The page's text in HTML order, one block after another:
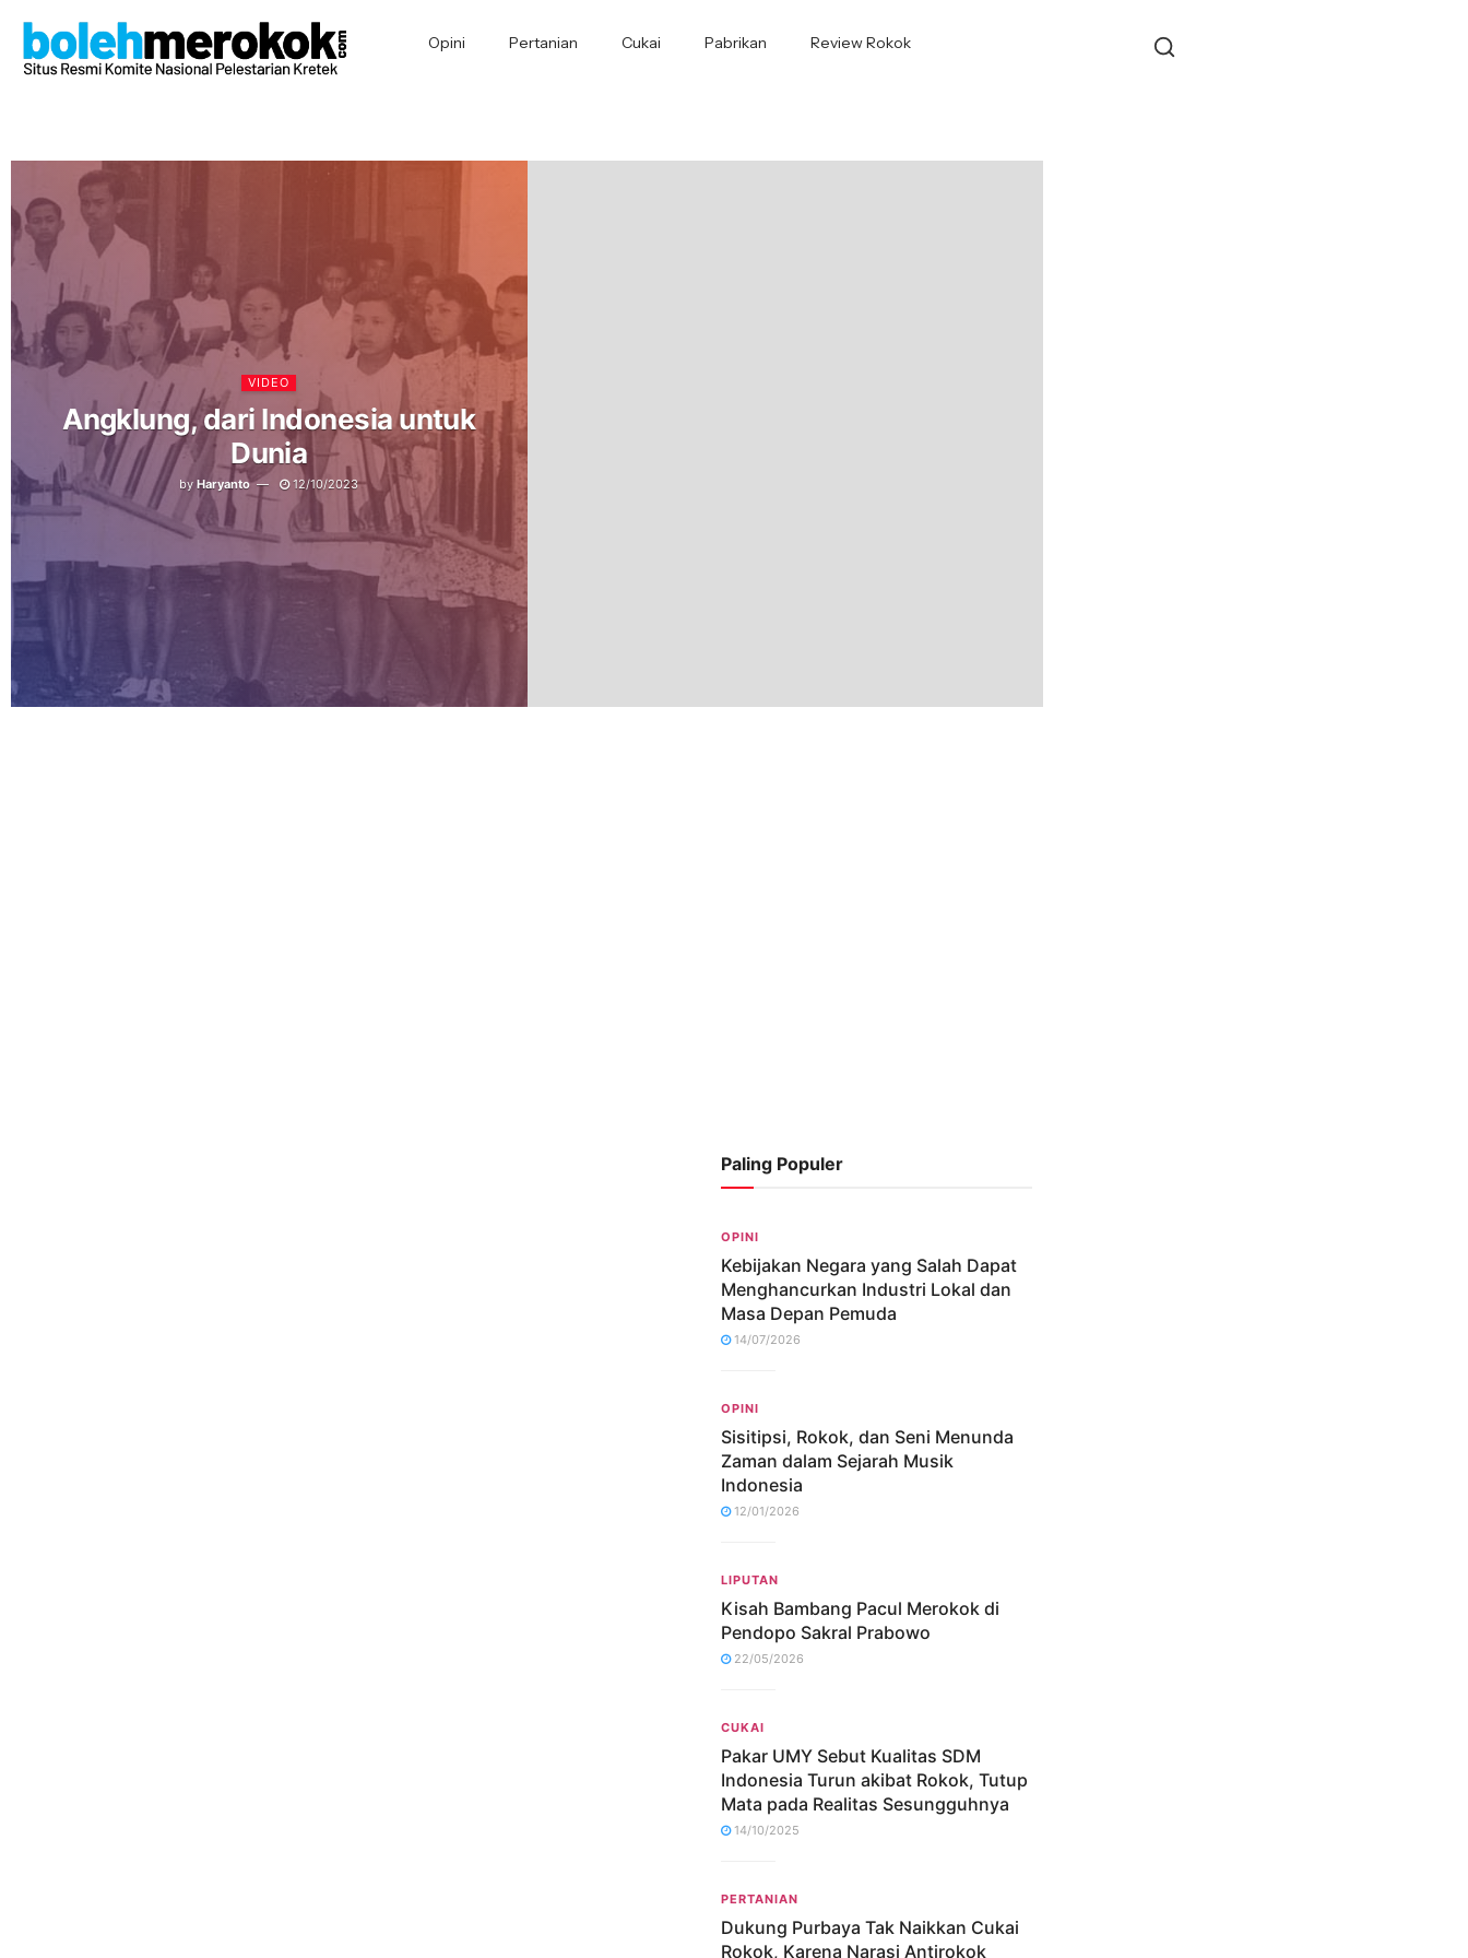
Opini Pertanian Cukai Pabrikan Review Rokok
VIDEO
Angklung, dari Indonesia untuk
Dunia
by Haryanto 12/10/2023
Paling Populer
OPINI
Kebijakan Negara yang Salah Dapat
Menghancurkan Industri Lokal dan
Masa Depan Pemuda
14/07/2026
OPINI
Sisitipsi, Rokok, dan Seni Menunda
Zaman dalam Sejarah Musik
Indonesia
12/01/2026
LIPUTAN
Kisah Bambang Pacul Merokok di
Pendopo Sakral Prabowo
22/05/2026
CUKAI
Pakar UMY Sebut Kualitas SDM
Indonesia Turun akibat Rokok, Tutup
Mata pada Realitas Sesungguhnya
14/10/2025
PERTANIAN
Dukung Purbaya Tak Naikkan Cukai
Rokok, Karena Narasi Antirokok